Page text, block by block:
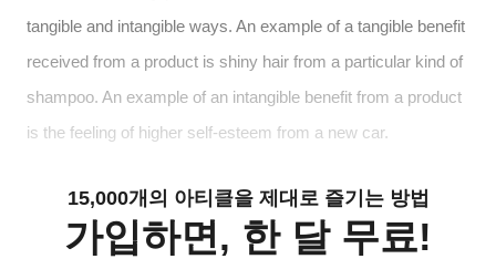
tangible and intangible ways. An example of a tangible benefit
received from a product is shiny hair from a particular kind of
shampoo. An example of an intangible benefit from a product
is the feeling of higher self-esteem from a new car.
15,000개의 아티클을 제대로 즐기는 방법
가입하면, 한 달 무료!